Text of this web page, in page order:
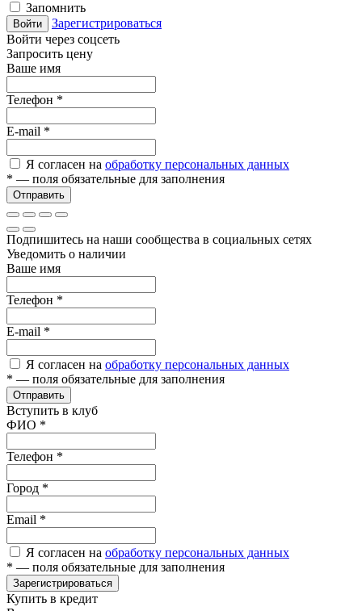
Запомнить
Войти
Зарегистрироваться
Войти через соцсеть
Запросить цену
Ваше имя
Телефон *
E-mail *
Я согласен на обработку персональных данных
* — поля обязательные для заполнения
Отправить
Подпишитесь на наши сообщества в социальных сетях
Уведомить о наличии
Ваше имя
Телефон *
E-mail *
Я согласен на обработку персональных данных
* — поля обязательные для заполнения
Отправить
Вступить в клуб
ФИО *
Телефон *
Город *
Email *
Я согласен на обработку персональных данных
* — поля обязательные для заполнения
Зарегистрироваться
Купить в кредит